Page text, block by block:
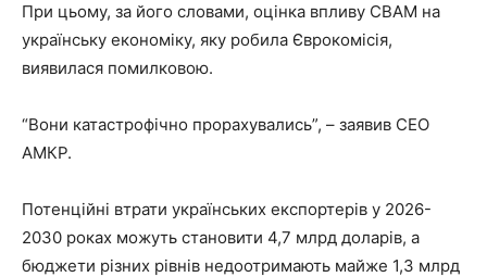
При цьому, за його словами, оцінка впливу CBAM на
українську економіку, яку робила Єврокомісія,
виявилася помилковою.
“Вони катастрофічно прорахувались”, – заявив CEO
АМКР.
Потенційні втрати українських експортерів у 2026-
2030 роках можуть становити 4,7 млрд доларів, а
бюджети різних рівнів недоотримають майже 1,3 млрд